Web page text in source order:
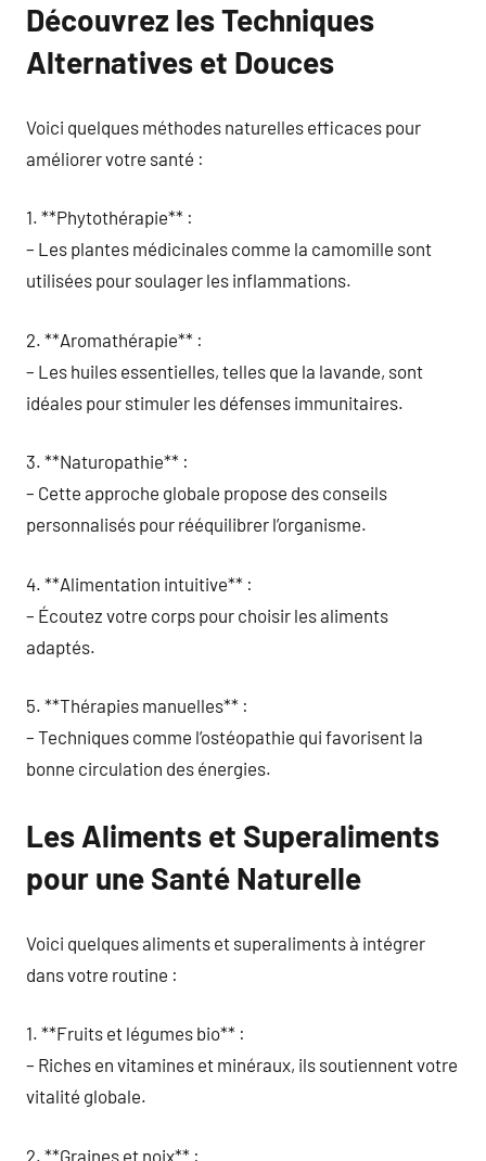
Découvrez les Techniques
Alternatives et Douces
Voici quelques méthodes naturelles efficaces pour
améliorer votre santé :
1. **Phytothérapie** :
– Les plantes médicinales comme la camomille sont
utilisées pour soulager les inflammations.
2. **Aromathérapie** :
– Les huiles essentielles, telles que la lavande, sont
idéales pour stimuler les défenses immunitaires.
3. **Naturopathie** :
– Cette approche globale propose des conseils
personnalisés pour rééquilibrer l’organisme.
4. **Alimentation intuitive** :
– Écoutez votre corps pour choisir les aliments
adaptés.
5. **Thérapies manuelles** :
– Techniques comme l’ostéopathie qui favorisent la
bonne circulation des énergies.
Les Aliments et Superaliments
pour une Santé Naturelle
Voici quelques aliments et superaliments à intégrer
dans votre routine :
1. **Fruits et légumes bio** :
– Riches en vitamines et minéraux, ils soutiennent votre
vitalité globale.
2. **Graines et noix** :